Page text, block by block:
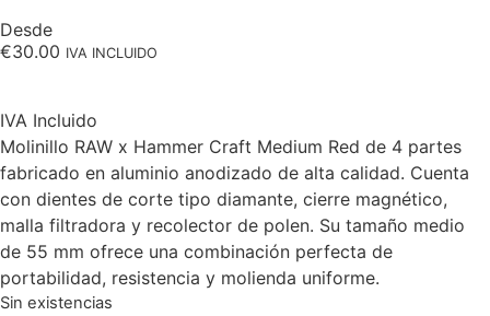
Desde
€30.00 IVA INCLUIDO
IVA Incluido
Molinillo RAW x Hammer Craft Medium Red de 4 partes
fabricado en aluminio anodizado de alta calidad. Cuenta
con dientes de corte tipo diamante, cierre magnético,
malla filtradora y recolector de polen. Su tamaño medio
de 55 mm ofrece una combinación perfecta de
portabilidad, resistencia y molienda uniforme.
Sin existencias